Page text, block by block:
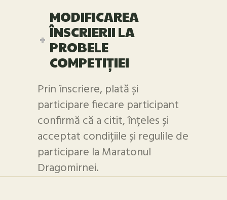
MODIFICAREA
ÎNSCRIERII LA
PROBELE
COMPETIȚIEI
Prin înscriere, plată și
participare fiecare participant
confirmă că a citit, înțeles și
acceptat condițiile și regulile de
participare la Maratonul
Dragomirnei.